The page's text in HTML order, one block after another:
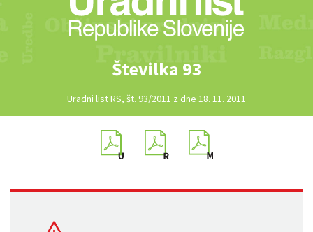
Številka 93
Uradni list RS, št. 93/2011 z dne 18. 11. 2011